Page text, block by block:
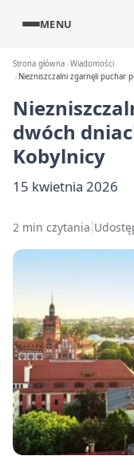
MENU
Strona główna Wiadomości
Niezniszczalni zgarnęli puchar
dwóch
Kobylnicy
15 kwietnia 2026
2 min czytania